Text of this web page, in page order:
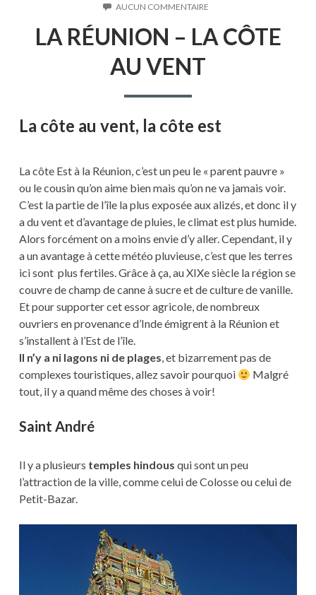
AUCUN COMMENTAIRE
RÉUNION
–
LA RÉUNION – LA CÔTE
AU VENT
La côte au vent, la côte est
La côte Est à la Réunion, c’est un peu le « parent pauvre »
ou le cousin qu’on aime bien mais qu’on ne va jamais voir.
C’est la partie de l’île la plus exposée aux alizés, et donc il y
a du vent et d’avantage de pluies, le climat est plus humide.
Alors forcément on a moins envie d’y aller. Cependant, il y
a un avantage à cette météo pluvieuse, c’est que les terres
ici sont plus fertiles. Grâce à ça, au XIXe siècle la région se
couvre de champ de canne à sucre et de culture de vanille.
Et pour supporter cet essor agricole, de nombreux
ouvriers en provenance d’Inde émigrent à la Réunion et
s’installent à l’Est de l’île.
Il n’y a ni lagons ni de plages, et bizarrement pas de
complexes touristiques, allez savoir pourquoi
Malgré
tout, il y a quand même des choses à voir!
Saint André
Il y a plusieurs temples hindous qui sont un peu
l’attraction de la ville, comme celui de Colosse ou celui de
Petit-Bazar.